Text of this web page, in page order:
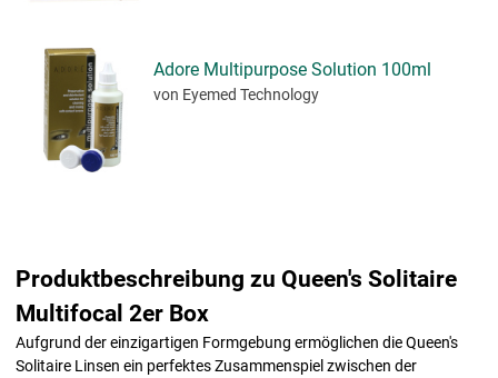
Adore Multipurpose Solution 100ml
von Eyemed Technology
Produktbeschreibung zu Queen's Solitaire
Multifocal 2er Box
Aufgrund der einzigartigen Formgebung ermöglichen die Queen's
Solitaire Linsen ein perfektes Zusammenspiel zwischen der